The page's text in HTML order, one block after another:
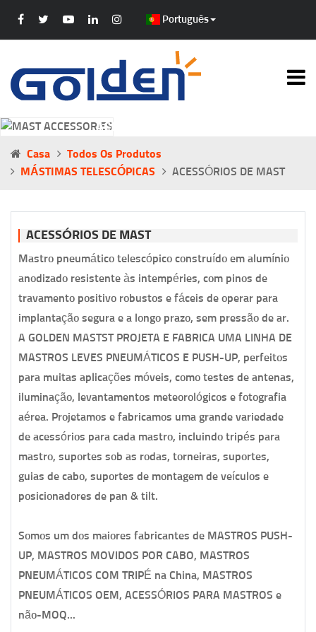
Português
ACESSÓRIOS DE MAST
Casa
Todos Os Produtos
MÁSTIMAS TELESCÓPICAS
ACESSÓRIOS DE MAST
ACESSÓRIOS DE MAST
Mastro pneumático telescópico construído em alumínio
anodizado resistente às intempéries, com pinos de
travamento positivo robustos e fáceis de operar para
implantação segura e a longo prazo, sem pressão de ar.
A GOLDEN MASTST PROJETA E FABRICA UMA LINHA DE
MASTROS LEVES PNEUMÁTICOS E PUSH-UP, perfeitos
para muitas aplicações móveis, como testes de antenas,
iluminação, levantamentos meteorológicos e fotografia
aérea. Projetamos e fabricamos uma grande variedade
de acessórios para cada mastro, incluindo tripés para
mastro, suportes sob as rodas, torneiras, suportes,
guias de cabo, suportes de montagem de veículos e
posicionadores de pan & tilt.
Somos um dos maiores fabricantes de MASTROS PUSH-
UP, MASTROS MOVIDOS POR CABO, MASTROS
PNEUMÁTICOS COM TRIPÉ na China, MASTROS
PNEUMÁTICOS OEM, ACESSÓRIOS PARA MASTROS e
não-MOQ...